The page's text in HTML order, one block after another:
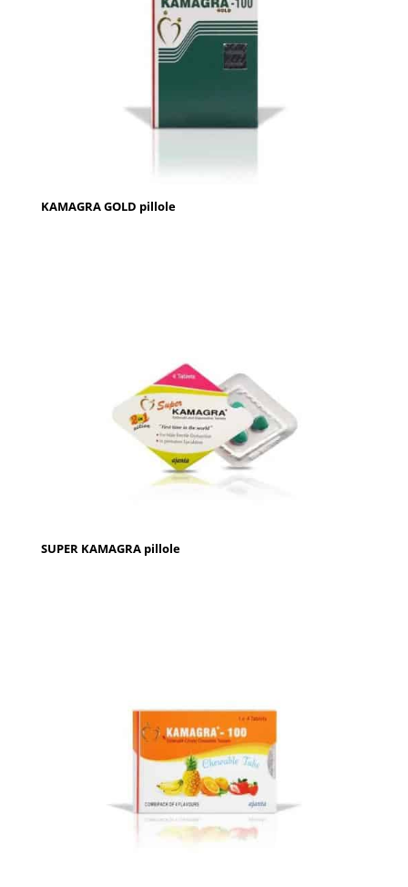
KAMAGRA GOLD pillole
SUPER KAMAGRA pillole